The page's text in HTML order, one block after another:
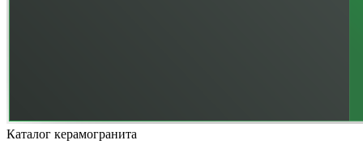
Каталог керамогранита